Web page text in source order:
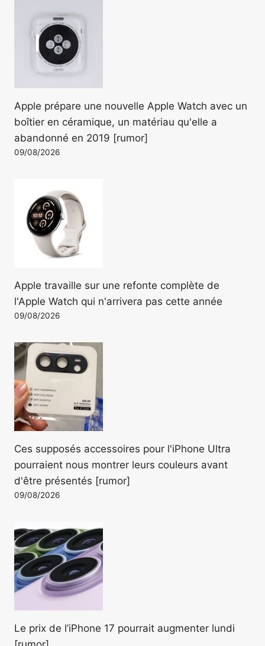
Apple prépare une nouvelle Apple Watch avec un
boîtier en céramique, un matériau qu'elle a
abandonné en 2019 [rumor]
09/08/2026
Apple travaille sur une refonte complète de
l'Apple Watch qui n'arrivera pas cette année
09/08/2026
Ces supposés accessoires pour l'iPhone Ultra
pourraient nous montrer leurs couleurs avant
d'être présentés [rumor]
09/08/2026
Le prix de l’iPhone 17 pourrait augmenter lundi